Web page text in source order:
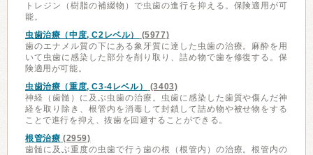
トレジン（樹脂の補綴物）で虫歯の進行を抑える。保険適用が可
能。
虫歯治療（中度, C2レベル）
(5977)
歯のエナメル質の下にある象牙質に達した虫歯の治療。麻酔を用
いて虫歯に感染した部分を削り取り、詰め物で歯を修復する。保
険適用が可能。
虫歯治療（重度, C3-4レベル）
(3403)
神経（歯髄）に及ぶ虫歯の治療。虫歯に感染した歯質や傷んだ神
経を取り除き、根管内を消毒して封鎖して詰め物や被せ物をする
ことで進行を抑え、抜歯を回避することができる。
根管治療 (2959)
歯髄に及ぶ重度の虫歯で行う歯の根（根管内）の治療。根管内の